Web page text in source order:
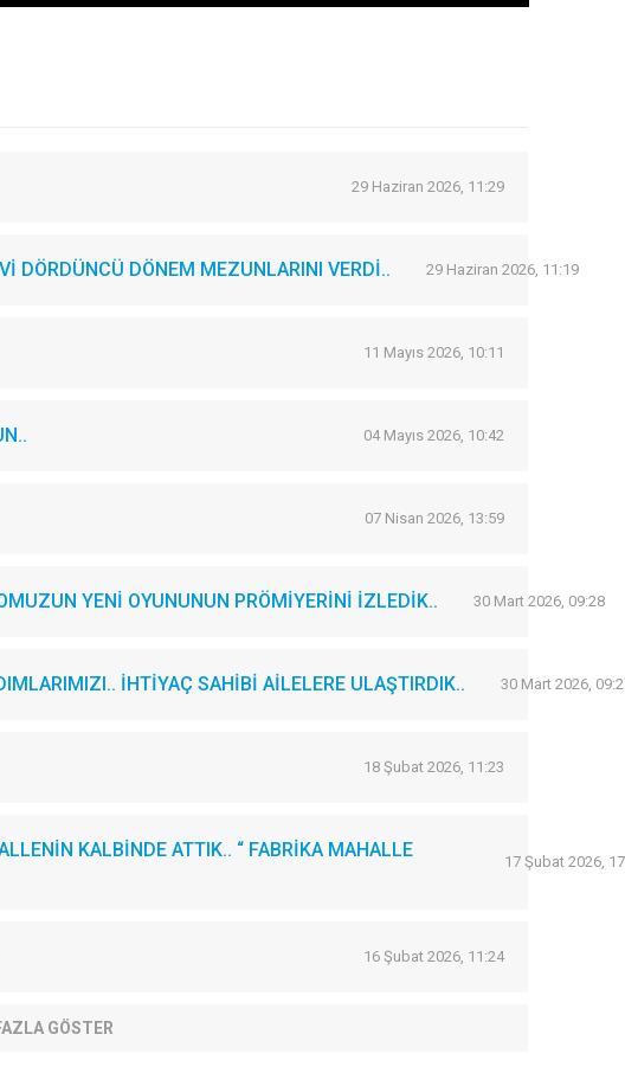
29 Haziran 2026, 11:29
DÖRDÜNCÜ DÖNEM MEZUNLARINI VERDİ.. 29 Haziran 2026, 11:19
11 Mayıs 2026, 10:11
04 Mayıs 2026, 10:42
07 Nisan 2026, 13:59
YENİ OYUNUNUN PRÖMİYERİNİ İZLEDİK.. 30 Mart 2026, 09:28
İHTİYAÇ SAHİBİ AİLELERE ULAŞTIRDIK.. 30 Mart 2026,
18 Şubat 2026, 11:23
KALBİNDE ATTIK.. “ FABRİKA MAHALLE
17 Şubat 2026,
16 Şubat 2026, 11:24
GÖSTER